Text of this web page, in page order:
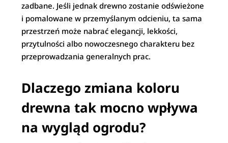
zadbane. Jeśli jednak drewno zostanie odświeżone
i pomalowane w przemyślanym odcieniu, ta sama
przestrzeń może nabrać elegancji, lekkości,
przytulności albo nowoczesnego charakteru bez
przeprowadzania generalnych prac.
Dlaczego zmiana koloru
drewna tak mocno wpływa
na wygląd ogrodu?